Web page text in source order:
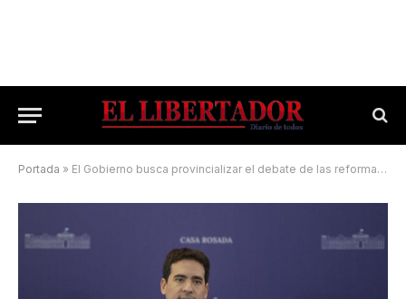
Portada » El Gobierno busca provincializar el debate de las reformas y consolidar el equilibrio fiscal